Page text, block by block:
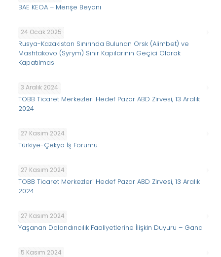
BAE KEOA – Menşe Beyanı
24 Ocak 2025
Rusya-Kazakistan Sınırında Bulunan Orsk (Alimbet) ve
Mashtakovo (Syrym) Sınır Kapılarının Geçici Olarak
Kapatılması
3 Aralık 2024
TOBB Ticaret Merkezleri Hedef Pazar ABD Zirvesi, 13 Aralık
2024
27 Kasım 2024
Türkiye-Çekya İş Forumu
27 Kasım 2024
TOBB Ticaret Merkezleri Hedef Pazar ABD Zirvesi, 13 Aralık
2024
27 Kasım 2024
Yaşanan Dolandırıcılık Faaliyetlerine İlişkin Duyuru – Gana
5 Kasım 2024